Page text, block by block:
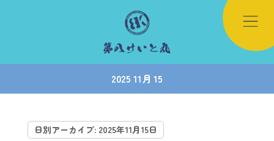
2025 11月 15
日別アーカイブ: 2025年11月15日